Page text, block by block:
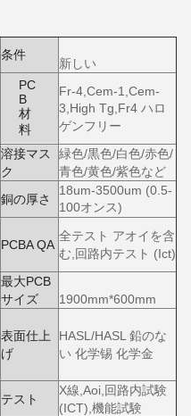
条件
新しい
PC
B
材
料
Fr-4,Cem-1,Cem-
3,High Tg,Fr4 ハロ
ゲンフリー
溶接マス
ク
緑色/黒色/白色/赤色/
青色/黄色/紫色など
銅の厚さ
18um-3500um (0.5-
100オンス)
PCBA QA
全テスト アオイを含
む,回路内テスト (Ict)
最大PCB
サイズ
1900mm*600mm
表面仕上
げ
HASL/HASL 鉛のな
い 化学锡 化学金
テスト
X線,Aoi,回路内試験
(ICT),機能試験